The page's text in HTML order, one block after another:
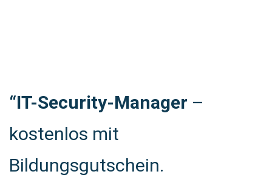
“IT-Security-Manager –
kostenlos mit
Bildungsgutschein.